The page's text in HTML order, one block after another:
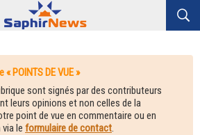
POINTS DE VUE »
sont signés par des contributeurs
leurs opinions et non celles de la
point de vue en commentaire ou en
le formulaire de contact.